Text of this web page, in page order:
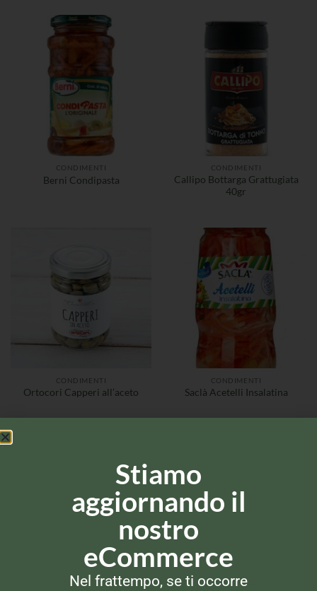
CONDIMENTI
Berni Condipasta
CONDIMENTI
Callipo Bottarga Grattugiata
40gr
CONDIMENTI
Ortocori Capperi all’aceto
CONDIMENTI
Saclà Acetelli Insalatina
CONDIMENTI CONDIMENTI
Stiamo
aggiornando il
nostro
eCommerce
Nel frattempo, se ti occorre